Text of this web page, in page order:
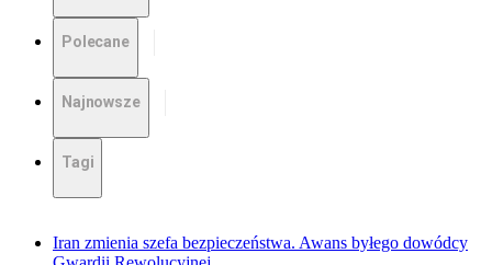
Polecane
Najnowsze
Tagi
Iran zmienia szefa bezpieczeństwa. Awans byłego dowódcy